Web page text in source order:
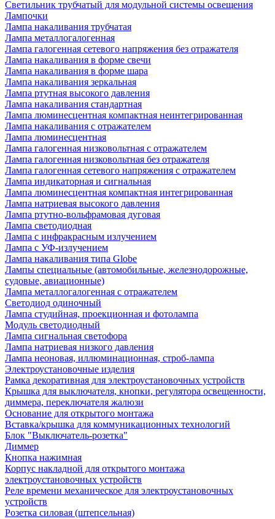
Светильник трубчатый для модульной системы освещения
Лампочки
Лампа накаливания трубчатая
Лампа металлогалогенная
Лампа галогенная сетевого напряжения без отражателя
Лампа накаливания в форме свечи
Лампа накаливания в форме шара
Лампа накаливания зеркальная
Лампа ртутная высокого давления
Лампа накаливания стандартная
Лампа люминесцентная компактная неинтегрированная
Лампа накаливания с отражателем
Лампа люминесцентная
Лампа галогенная низковольтная с отражателем
Лампа галогенная низковольтная без отражателя
Лампа галогенная сетевого напряжения с отражателем
Лампа индикаторная и сигнальная
Лампа люминесцентная компактная интегрированная
Лампа натриевая высокого давления
Лампа ртутно-вольфрамовая дуговая
Лампа светодиодная
Лампа с инфракрасным излучением
Лампа с УФ-излучением
Лампа накаливания типа Globe
Лампы специальные (автомобильные, железнодорожные,
судовые, авиационные)
Лампа металлогалогенная с отражателем
Светодиод одиночный
Лампа студийная, проекционная и фотолампа
Модуль светодиодный
Лампа сигнальная светофора
Лампа натриевая низкого давления
Лампа неоновая, иллюминационная, строб-лампа
Электроустановочные изделия
Рамка декоративная для электроустановочных устройств
Крышка для выключателя, кнопки, регулятора освещенности,
диммера, переключателя жалюзи
Основание для открытого монтажа
Вставка/крышка для коммуникационных технологий
Блок "Выключатель-розетка"
Диммер
Кнопка нажимная
Корпус накладной для открытого монтажа
электроустановочных устройств
Реле времени механическое для электроустановочных
устройств
Розетка силовая (штепсельная)